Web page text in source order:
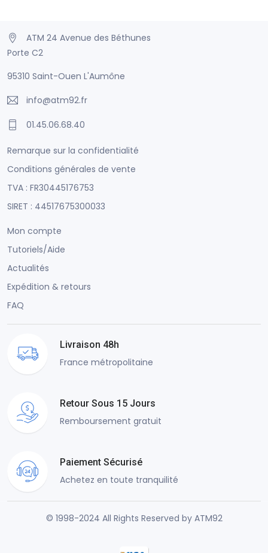
ATM 24 Avenue des Béthunes
Porte C2
95310 Saint-Ouen L'Aumône
info@atm92.fr
01.45.06.68.40
Remarque sur la confidentialité
Conditions générales de vente
TVA : FR30445176753
SIRET : 44517675300033
Mon compte
Tutoriels/Aide
Actualités
Expédition & retours
FAQ
Livraison 48h
France métropolitaine
Retour Sous 15 Jours
Remboursement gratuit
Paiement Sécurisé
Achetez en toute tranquilité
© 1998-2024 All Rights Reserved by ATM92